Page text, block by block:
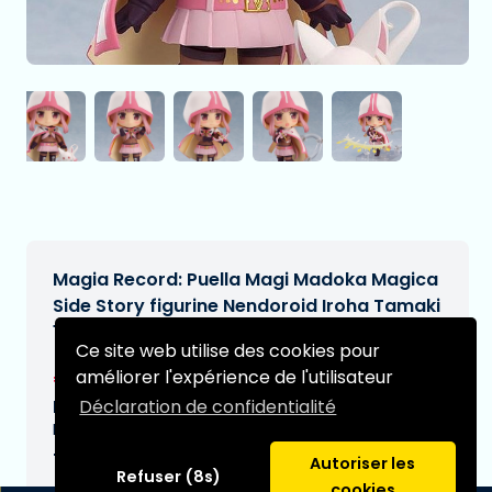
Ce site web utilise des cookies pour
améliorer l'expérience de l'utilisateur
Déclaration de confidentialité
Refuser (8s)
Autoriser les
Magia Record: Puella Magi Madoka Magica
Side Story figurine Nendoroid Iroha Tamaki
10 cm
€64,90[Sous réserve de modifications]
Date de livraison prévue:
N/A
Type: